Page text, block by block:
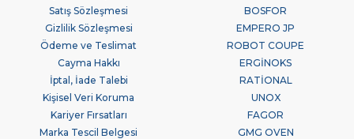
Satış Sözleşmesi
Gizlilik Sözleşmesi
Ödeme ve Teslimat
Cayma Hakkı
İptal, İade Talebi
Kişisel Veri Koruma
Kariyer Fırsatları
Marka Tescil Belgesi
BOSFOR
EMPERO JP
ROBOT COUPE
ERGİNOKS
RATİONAL
UNOX
FAGOR
GMG OVEN